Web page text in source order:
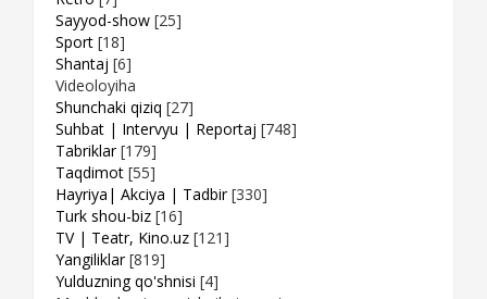
Sayyod-show [25]
Sport [18]
Shantaj [6]
Videoloyiha
Shunchaki qiziq [27]
Suhbat | Intervyu | Reportaj [748]
Tabriklar [179]
Taqdimot [55]
Hayriya| Akciya | Tadbir [330]
Turk shou-biz [16]
TV | Teatr, Kino.uz [121]
Yangiliklar [819]
Yulduzning qo'shnisi [4]